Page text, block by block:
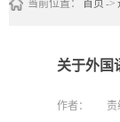
当前位置： 首页 ->
关于外国
作者： 责